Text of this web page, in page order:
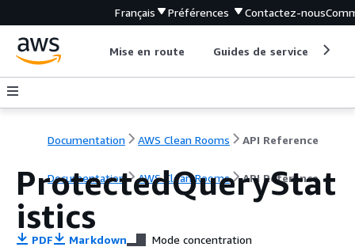
Français Préférences Contactez-nous
Mise en route Guides de service
Documentation AWS Clean Rooms API Reference
Documentation AWS Clean Rooms API Reference
ProtectedQueryStat
istics
PDF Markdown Mode concentration